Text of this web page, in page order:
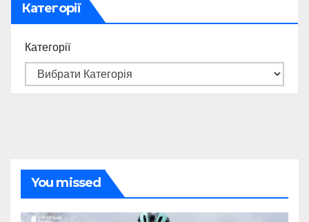
Категорії
Категорії
You missed